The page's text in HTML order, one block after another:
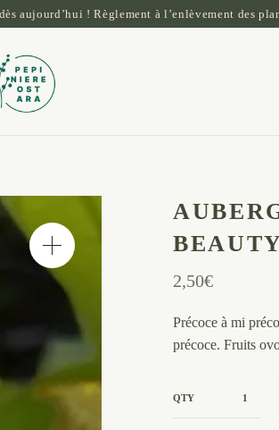
aujourd’hui ! Règlement à l’enlèvement des
2,50€
Précoce à mi
précoce. Fruits
QTY